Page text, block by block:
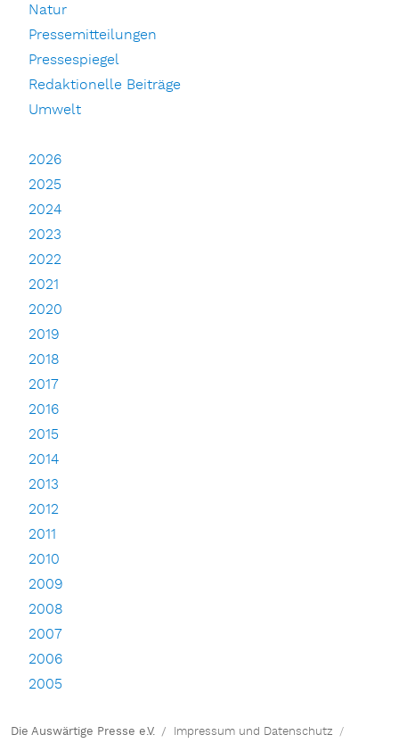
Natur
Pressemitteilungen
Pressespiegel
Redaktionelle Beiträge
Umwelt
2026
2025
2024
2023
2022
2021
2020
2019
2018
2017
2016
2015
2014
2013
2012
2011
2010
2009
2008
2007
2006
2005
Die Auswärtige Presse e.V. Impressum und Datenschutz